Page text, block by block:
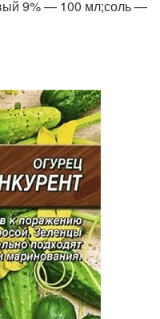
9% — 100 мл;соль —